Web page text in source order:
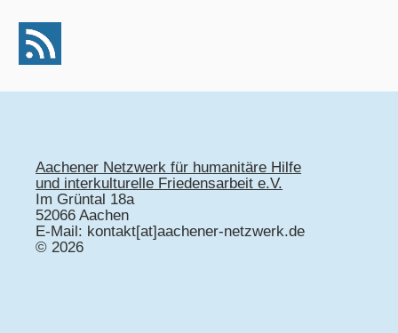
Aachener Netzwerk für humanitäre Hilfe
und interkulturelle Friedensarbeit e.V.
Im Grüntal 18a
52066 Aachen
E-Mail: kontakt[at]aachener-netzwerk.de
© 2026